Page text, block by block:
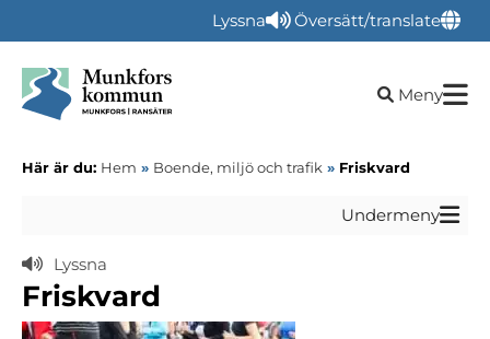
Lyssna Översätt/translate
Öppna
Meny
Här är du: Hem » Boende, miljö och trafik » Friskvard
Undermeny
Lyssna
Friskvard